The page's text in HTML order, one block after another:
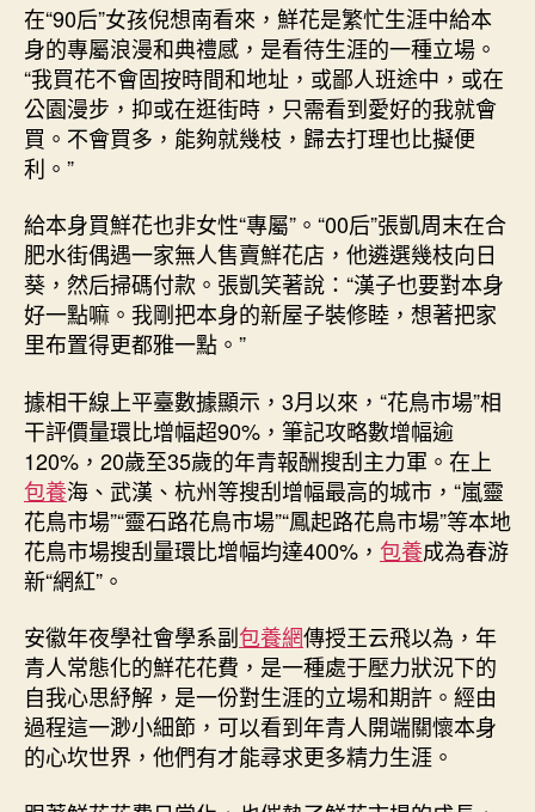
在“90后”女孩倪想南看來，鮮花是繁忙生涯中給本
身的專屬浪漫和典禮感，是看待生涯的一種立場。
“我買花不會固按時間和地址，或鄙人班途中，或在
公園漫步，抑或在逛街時，只需看到愛好的我就會
買。不會買多，能夠就幾枝，歸去打理也比擬便
利。”
給本身買鮮花也非女性“專屬”。“00后”張凱周末在合
肥水街偶遇一家無人售賣鮮花店，他遴選幾枝向日
葵，然后掃碼付款。張凱笑著說：“漢子也要對本身
好一點嘛。我剛把本身的新屋子裝修睦，想著把家
里布置得更都雅一點。”
據相干線上平臺數據顯示，3月以來，“花鳥市場”相
干評價量環比增幅超90%，筆記攻略數增幅逾
120%，20歲至35歲的年青報酬搜刮主力軍。在上
包養海、武漢、杭州等搜刮增幅最高的城市，“嵐靈
花鳥市場”“靈石路花鳥市場”“鳳起路花鳥市場”等本地
花鳥市場搜刮量環比增幅均達400%， 包養成為春游
新“網紅”。
安徽年夜學社會學系副包養網傳授王云飛以為，年
青人常態化的鮮花花費，是一種處于壓力狀況下的
自我心思紓解，是一份對生涯的立場和期許。經由
過程這一渺小細節，可以看到年青人開端關懷本身
的心坎世界，他們有才能尋求更多精力生涯。